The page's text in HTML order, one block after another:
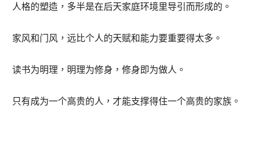
人格的塑造，多半是在后天家庭环境里导引而形成的。
家风和门风，远比个人的天赋和能力要重要得太多。
读书为明理，明理为修身，修身即为做人。
只有成为一个高贵的人，才能支撑得住一个高贵的家族。